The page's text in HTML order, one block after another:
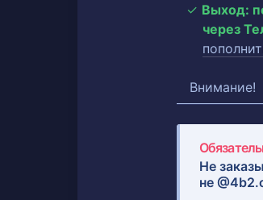
Выход:
через
Внимание!
Не
не